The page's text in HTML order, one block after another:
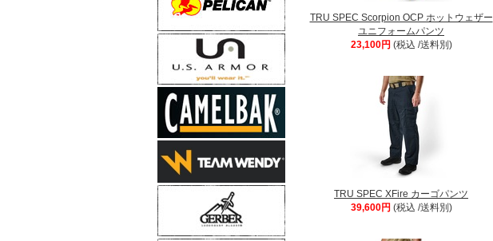
TRU SPEC Scorpion OCP ホットウェザー
ユニフォームパンツ
23,100円 (税込 /送料別)
TRU SPEC XFire カーゴパンツ
39,600円 (税込 /送料別)